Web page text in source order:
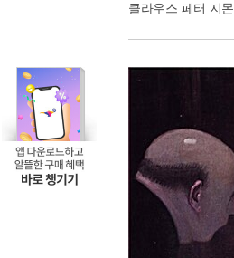
클라우스 페터 지몬